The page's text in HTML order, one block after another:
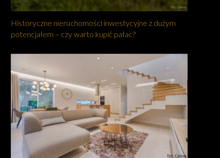
Historyczne nieruchomości inwestycyjne z dużym
potencjałem – czy warto kupić pałac?